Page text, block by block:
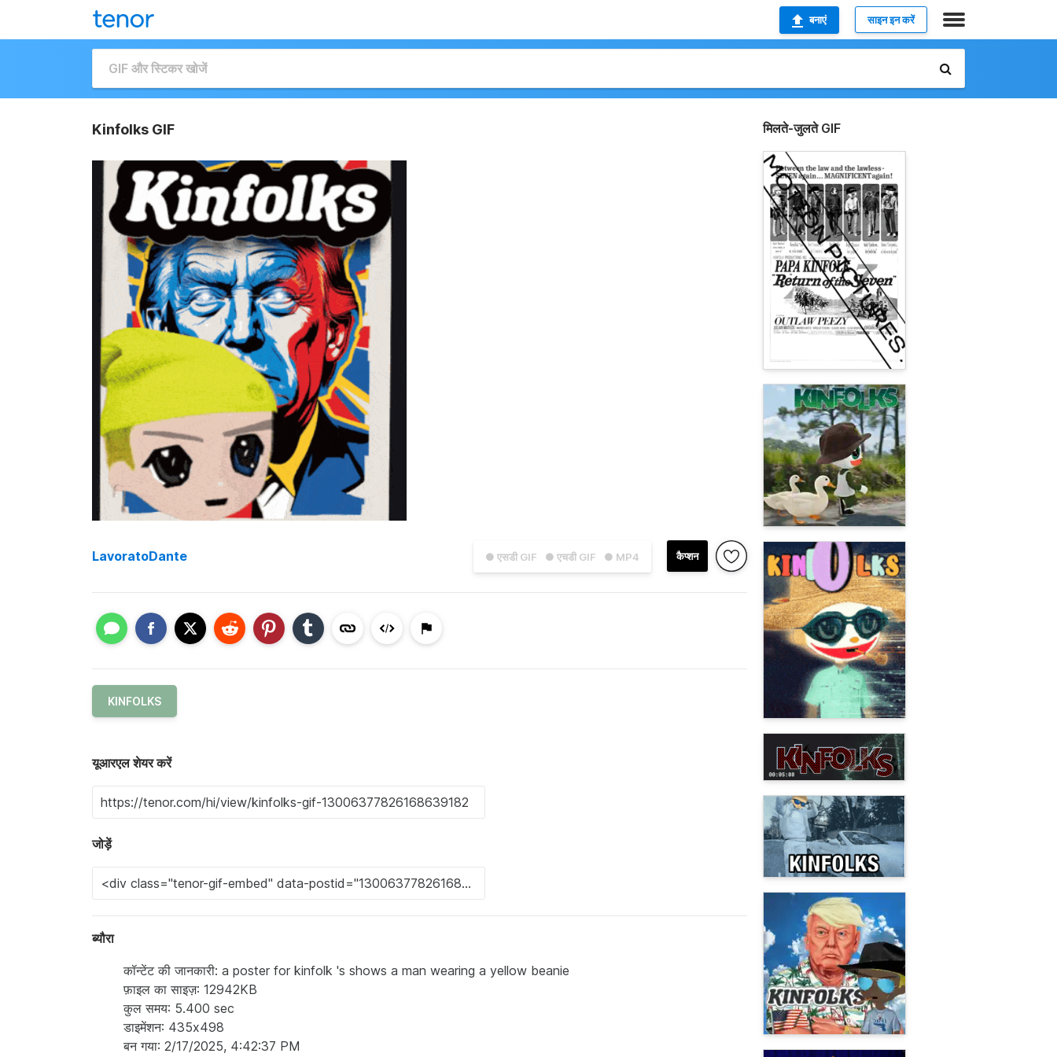
बनाएं साइन इन करें
Kinfolks GIF
● एसडी GIF ● एचडी GIF ● MP4 कैप्शन
LavoratoDante
KINFOLKS
यूआरएल शेयर करें
जोड़ें
ब्यौरा
कॉन्टेंट की जानकारी: a poster for kinfolk 's shows a man wearing a yellow beanie
फ़ाइल का साइज़: 12942KB
कुल समय: 5.400 sec
डाइमेंशन: 435x498
बन गया: 2/17/2025, 4:42:37 PM
मिलते-जुलते GIF